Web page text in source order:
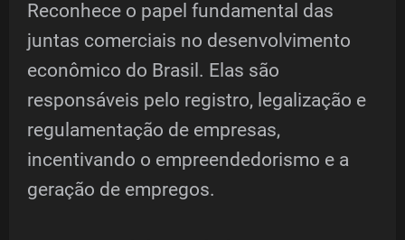
Reconhece o papel fundamental das
juntas comerciais no desenvolvimento
econômico do Brasil. Elas são
responsáveis pelo registro, legalização e
regulamentação de empresas,
incentivando o empreendedorismo e a
geração de empregos.